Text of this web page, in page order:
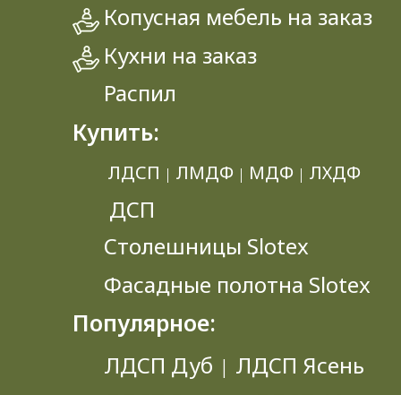
Копусная мебель на заказ
Кухни на заказ
Распил
Купить:
ЛДСП | ЛМДФ | МДФ | ЛХДФ
ДСП
Столешницы Slotex
Фасадные полотна Slotex
Популярное:
ЛДСП Дуб | ЛДСП Ясень